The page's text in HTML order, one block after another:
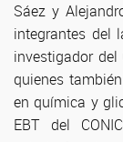
Sáez y
integrantes del
investigador del
quienes
en química y
EBT del